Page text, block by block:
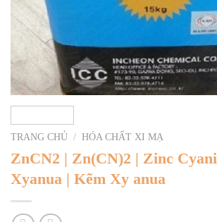
TRANG CHỦ / HÓA CHẤT XI MẠ
ZnCN2 | Zn(CN)2 | Zinc
Xyanua | Kẽm Xy anua